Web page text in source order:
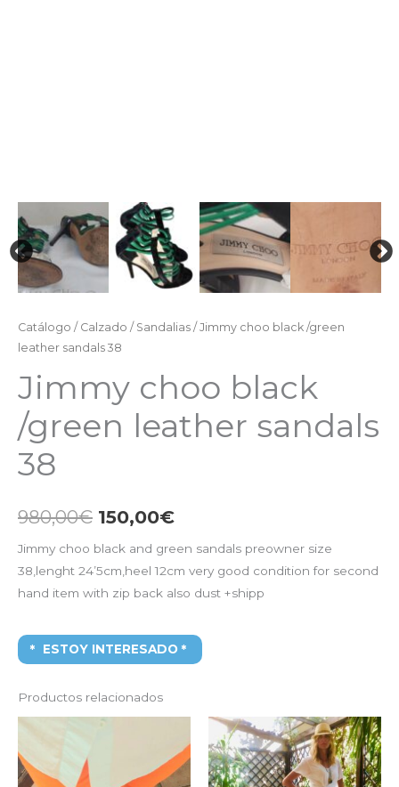
Catálogo / Calzado / Sandalias / Jimmy choo black /green
leather sandals 38
Jimmy choo black
/green leather sandals
38
980,00€ 150,00€
Jimmy choo black and green sandals preowner size
38,lenght 24’5cm,heel 12cm very good condition for second
hand item with zip back also dust +shipp
ESTOY INTERESADO
Productos relacionados
1.250,00€.
actual
es:
300,00€.
El
precio
original
era:
890,00€.
El
precio
actual
es: